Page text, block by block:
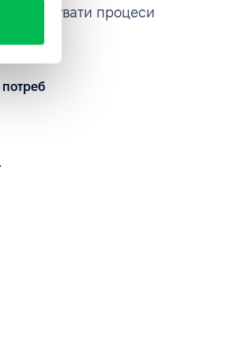
процеси
потреб